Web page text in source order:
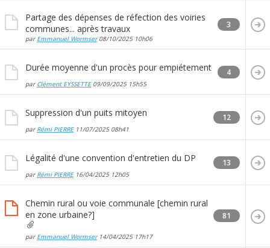
Partage des dépenses de réfection des voiries
communes... après travaux
par Emmanuel Wormser08/10/2025 10h06
3
Durée moyenne d'un procès pour empiétement
par Clément EYSSETTE09/09/2025 15h55
4
Suppression d'un puits mitoyen
par Rémi PIERRE11/07/2025 08h41
12
Légalité d'une convention d'entretien du DP
par Rémi PIERRE16/04/2025 12h05
13
Chemin rural ou voie communale [chemin rural
en zone urbaine?]
par Emmanuel Wormser14/04/2025 17h17
81